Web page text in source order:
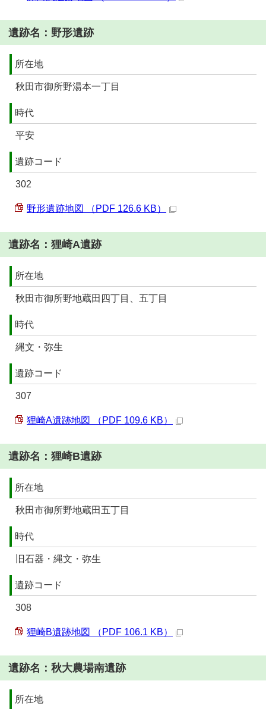
遺跡名：野形遺跡
所在地
秋田市御所野湯本一丁目
時代
平安
遺跡コード
302
野形遺跡地図 （PDF 126.6 KB）
遺跡名：狸崎A遺跡
所在地
秋田市御所野地蔵田四丁目、五丁目
時代
縄文・弥生
遺跡コード
307
狸崎A遺跡地図 （PDF 109.6 KB）
遺跡名：狸崎B遺跡
所在地
秋田市御所野地蔵田五丁目
時代
旧石器・縄文・弥生
遺跡コード
308
狸崎B遺跡地図 （PDF 106.1 KB）
遺跡名：秋大農場南遺跡
所在地